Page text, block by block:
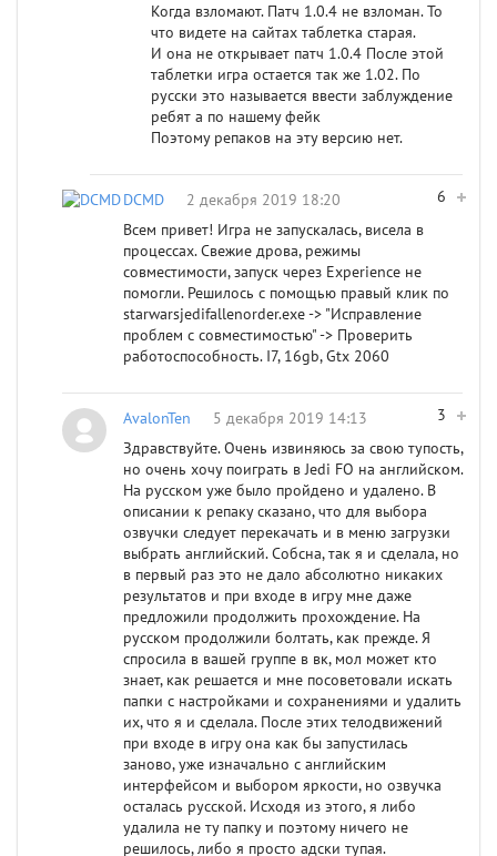
Когда взломают. Патч 1.0.4 не взломан. То
что видете на сайтах таблетка старая.
И она не открывает патч 1.0.4 После этой
таблетки игра остается так же 1.02. По
русски это называется ввести заблуждение
ребят а по нашему фейк
Поэтому репаков на эту версию нет.
6
DCMD
2 декабря 2019 18:20
Всем привет! Игра не запускалась, висела в
процессах. Свежие дрова, режимы
совместимости, запуск через Experience не
помогли. Решилось с помощью правый клик по
starwarsjedifallenorder.exe -> "Исправление
проблем с совместимостью" -> Проверить
работоспособность. I7, 16gb, Gtx 2060
3
AvalonTen
5 декабря 2019 14:13
Здравствуйте. Очень извиняюсь за свою тупость,
но очень хочу поиграть в Jedi FO на английском.
На русском уже было пройдено и удалено. В
описании к репаку сказано, что для выбора
озвучки следует перекачать и в меню загрузки
выбрать английский. Собсна, так я и сделала, но
в первый раз это не дало абсолютно никаких
результатов и при входе в игру мне даже
предложили продолжить прохождение. На
русском продолжили болтать, как прежде. Я
спросила в вашей группе в вк, мол может кто
знает, как решается и мне посоветовали искать
папки с настройками и сохранениями и удалить
их, что я и сделала. После этих телодвижений
при входе в игру она как бы запустилась
заново, уже изначально с английским
интерфейсом и выбором яркости, но озвучка
осталась русской. Исходя из этого, я либо
удалила не ту папку и поэтому ничего не
решилось, либо я просто адски тупая.